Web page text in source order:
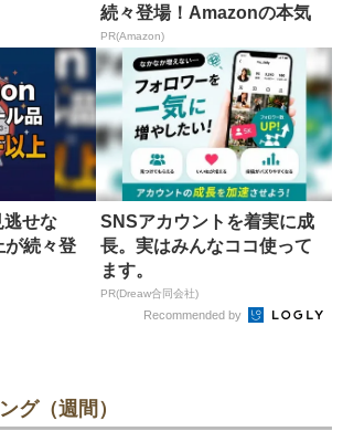
続々登場！Amazonの本気
が...
PR(Amazon)
せな
が続々登
SNSアカウントを着実に成
長。実はみんなココ使って
ます。
PR(Dreaw合同会社)
Recommended by
グ（週間）